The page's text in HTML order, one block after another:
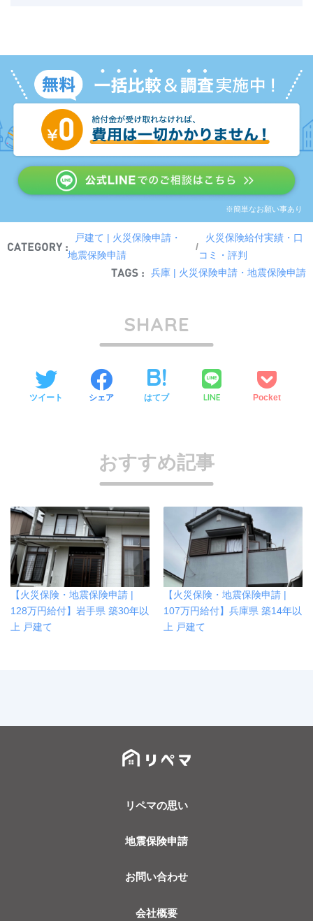
※簡単なお願い事あり
戸建て | 火災保険申請・
地震保険申請
/
火災保険給付実績・口
コミ・評判
兵庫 | 火災保険申請・地震保険申請
SHARE
ツイート シェア はてブ LINE Pocket
おすすめ記事
【火災保険・地震保険申請 |
128万円給付】岩手県 築30年以
上 戸建て
【火災保険・地震保険申請 |
107万円給付】兵庫県 築14年以
上 戸建て
リペマの思い
地震保険申請
お問い合わせ
会社概要